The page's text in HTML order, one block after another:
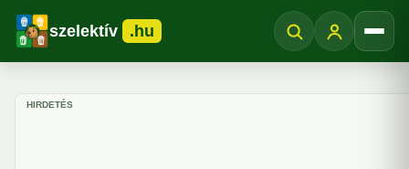
szelektív .hu
HIRDETÉS